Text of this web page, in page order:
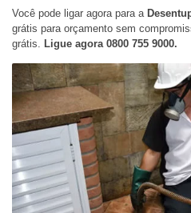
Você pode ligar agora para a
grátis para orçamento sem
grátis. Ligue agora 0800 755 9000.